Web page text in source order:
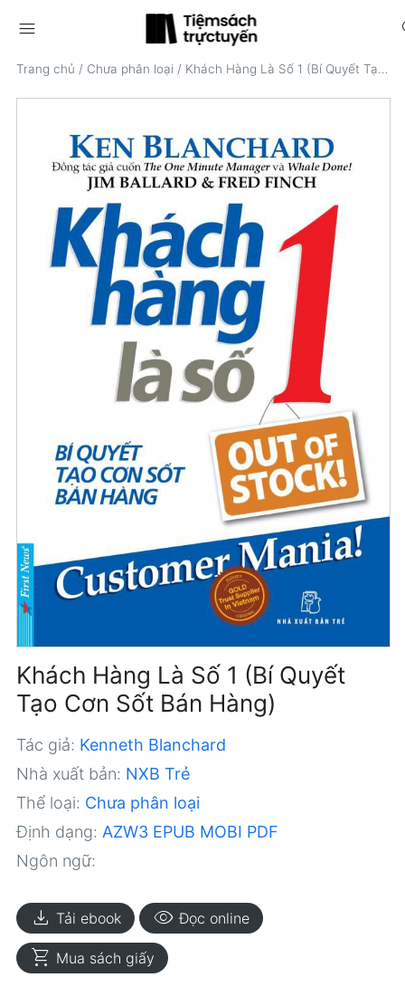
menu
Trang chủ / Chưa phân loại / Khách Hàng Là Số 1 (Bí Quyết Tạo Cơn Sốt Bán Hàng)
Khách Hàng Là Số 1 (Bí Quyết
Tạo Cơn Sốt Bán Hàng)
Tác giả: Kenneth Blanchard
Nhà xuất bản: NXB Trẻ
Thể loại: Chưa phân loại
Định dạng: AZW3 EPUB MOBI PDF
Ngôn ngữ:
download Tải ebook visibility Đọc online
shopping_cart Mua sách giấy